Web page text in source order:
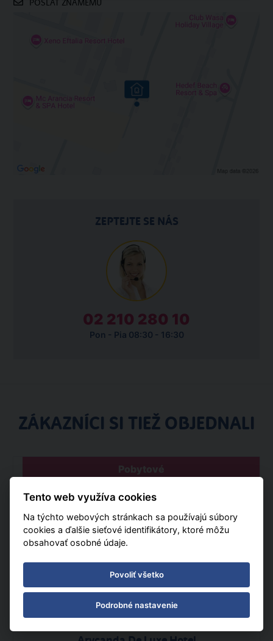
POSLAŤ ZNÁMEMU
ZEPTEJTE SE NÁS
02 210 280 10
Pon - Pia 08:30 - 16:30
ZÁKAZNÍCI SI TIEŽ OBJEDNALI
Pobytové
Letecky
Tento web využíva cookies
Na týchto webových stránkach sa používajú súbory
cookies a ďalšie sieťové identifikátory, ktoré môžu
obsahovať osobné údaje.
Povoliť všetko
Podrobné nastavenie